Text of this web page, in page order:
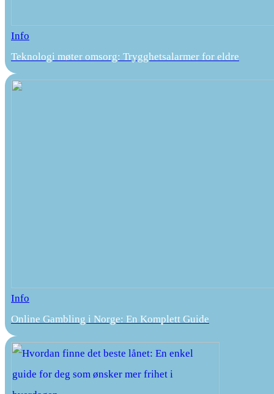
Info
Teknologi møter omsorg: Trygghetsalarmer for eldre
Info
Online Gambling i Norge: En Komplett Guide